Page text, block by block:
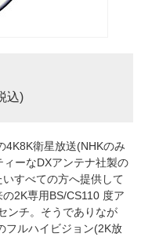
込)
4K8K衛星放送(NHKのみ
ーなDXアンテナ社製の
すべての方へ提供して
2K専用BS/CS110 度ア
ンチ。そうでありなが
フルハイビジョン(2K放